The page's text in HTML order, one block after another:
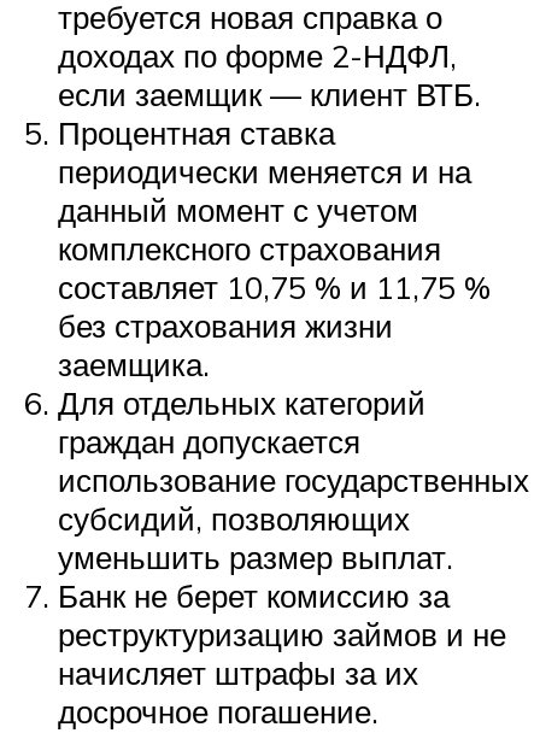
требуется новая справка о
доходах по форме 2-НДФЛ,
если заемщик — клиент ВТБ.
Процентная ставка
периодически меняется и на
данный момент с учетом
комплексного страхования
составляет 10,75 % и 11,75 %
без страхования жизни
заемщика.
Для отдельных категорий
граждан допускается
использование государственных
субсидий, позволяющих
уменьшить размер выплат.
Банк не берет комиссию за
реструктуризацию займов и не
начисляет штрафы за их
досрочное погашение.